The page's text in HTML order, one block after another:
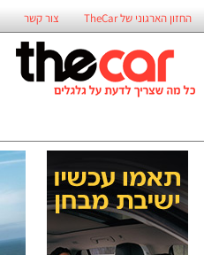
החזון הארגוני של TheCar צור קשר